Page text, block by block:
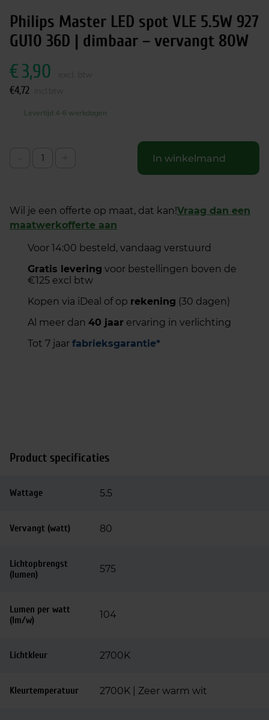
Philips Master LED spot VLE 5.5W 927
GU10 36D | dimbaar – vervangt 80W
€3,90
€4,72
Levertijd 4-6 werkdagen
In winkelmand
Wil je een offerte op maat, dat kan!Vraag dan een
maatwerkofferte aan
Voor 14:00 besteld, vandaag verstuurd
Gratis levering voor bestellingen boven de
€125 excl btw
Kopen via iDeal of op rekening (30 dagen)
Al meer dan 40 jaar ervaring in verlichting
Tot 7 jaar fabrieksgarantie*
Product specificaties
Wattage 5.5
Vervangt (watt) 80
Lichtopbrengst
(lumen)
575
Lumen per watt
(lm/w)
104
Lichtkleur 2700K
Kleurtemperatuur 2700K | Zeer warm wit